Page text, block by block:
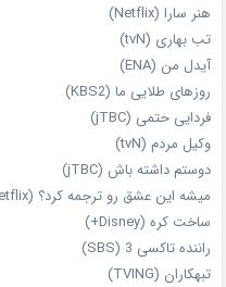
هنر سارا (Netflix)
تب بهاری (tvN)
آیدل من (ENA)
روزهای طلایی ما (KBS2)
فردایی حتمی (jTBC)
وکیل مردم (tvN)
دوستم داشته باش (jTBC)
میشه این عشق رو ترجمه کرد؟ (Netflix)
ساخت کره (Disney+)
راننده تاکسی 3 (SBS)
تبهکاران (TVING)